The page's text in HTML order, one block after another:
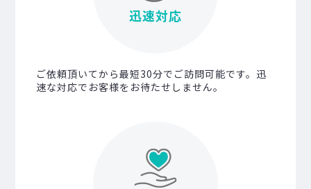
迅速対応
ご依頼頂いてから最短30分でご訪問可能です。迅
速な対応でお客様をお待たせしません。